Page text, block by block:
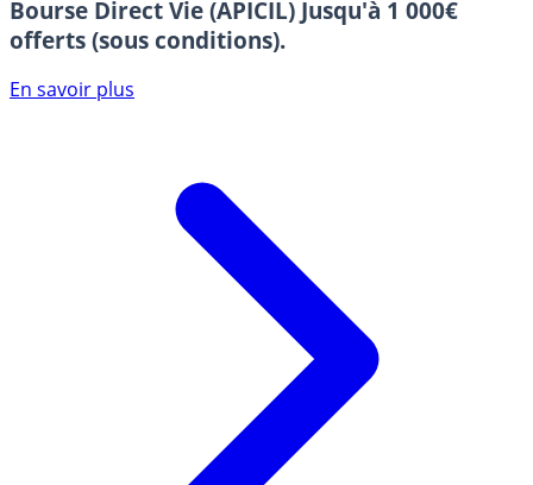
Bourse Direct Vie (APICIL) Jusqu'à 1 000€
offerts (sous conditions).
En savoir plus